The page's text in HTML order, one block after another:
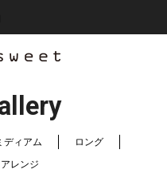
ディアム
ロング
アレンジ